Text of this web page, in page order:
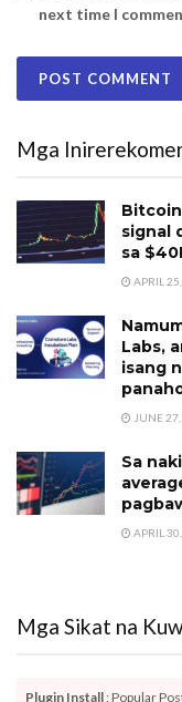
next time I
Mga
signal
sa
APRIL
Labs,
isang
JUNE
Sa
APRIL
Mga Sikat na
Plugin Install : Popular